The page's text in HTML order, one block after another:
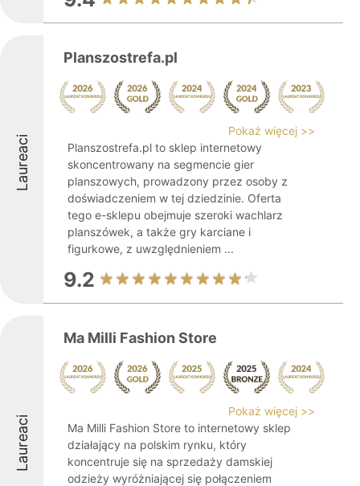
Laureaci
Planszostrefa.pl
Pokaż więcej >>
Planszostrefa.pl to sklep internetowy
skoncentrowany na segmencie gier
planszowych, prowadzony przez osoby z
doświadczeniem w tej dziedzinie. Oferta
tego e-sklepu obejmuje szeroki wachlarz
planszówek, a także gry karciane i
figurkowe, z uwzględnieniem ...
9.2
Laureaci
Ma Milli Fashion Store
Pokaż więcej >>
Ma Milli Fashion Store to internetowy sklep
działający na polskim rynku, który
koncentruje się na sprzedaży damskiej
odzieży wyróżniającej się połączeniem